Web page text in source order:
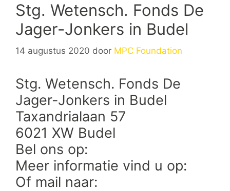
Stg. Wetensch. Fonds De
Jager-Jonkers in Budel
14 augustus 2020 door MPC Foundation
Stg. Wetensch. Fonds De
Jager-Jonkers in Budel
Taxandrialaan 57
6021 XW Budel
Bel ons op:
Meer informatie vind u op:
Of mail naar: